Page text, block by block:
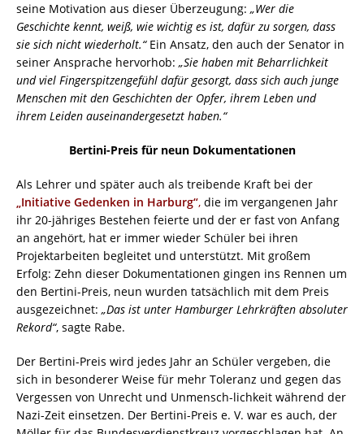
seine Motivation aus dieser Überzeugung: „Wer die
Geschichte kennt, weiß, wie wichtig es ist, dafür zu sorgen, dass
sie sich nicht wiederholt.“Ein Ansatz, den auch der Senator in
seiner Ansprache hervorhob: „Sie haben mit Beharrlichkeit
und viel Fingerspitzengefühl dafür gesorgt, dass sich auch junge
Menschen mit den Geschichten der Opfer, ihrem Leben und
ihrem Leiden auseinandergesetzt haben.“
Bertini-Preis für neun Dokumentationen
Als Lehrer und später auch als treibende Kraft bei der
„Initiative Gedenken in Harburg“, die im vergangenen Jahr
ihr 20-jähriges Bestehen feierte und der er fast von Anfang
an angehört, hat er immer wieder Schüler bei ihren
Projektarbeiten begleitet und unterstützt. Mit großem
Erfolg: Zehn dieser Dokumentationen gingen ins Rennen um
den Bertini-Preis, neun wurden tatsächlich mit dem Preis
ausgezeichnet: „Das ist unter Hamburger Lehrkräften absoluter
Rekord“, sagte Rabe.
Der Bertini-Preis wird jedes Jahr an Schüler vergeben, die
sich in besonderer Weise für mehr Toleranz und gegen das
Vergessen von Unrecht und Unmensch-lichkeit während der
Nazi-Zeit einsetzen. Der Bertini-Preis e. V. war es auch, der